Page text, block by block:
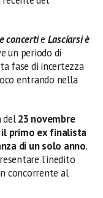
concertie Lasciarsi è
un periodo di
fase di incertezza
entrando nella
del23 novembre
il primo ex finalista
di un solo anno.
l’inedito
concorrente al